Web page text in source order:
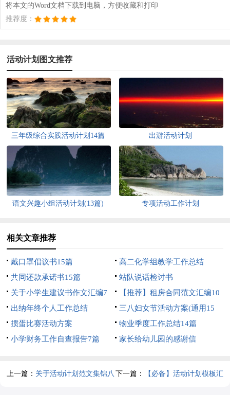
将本文的Word文档下载到电脑，方便收藏和打印
推荐度：
活动计划图文推荐
三年级综合实践活动计划14篇 出游活动计划
语文兴趣小组活动计划(13篇) 专项活动工作计划
相关文章推荐
戴口罩倡议书15篇
高二化学组教学工作总结
共同还款承诺书15篇
站队说话检讨书
关于小学生建议书作文汇编7
篇
【推荐】租房合同范文汇编10
篇
出纳年终个人工作总结
三八妇女节活动方案(通用15
篇)
掼蛋比赛活动方案
物业季度工作总结14篇
小学财务工作自查报告7篇
家长给幼儿园的感谢信
上一篇： 关于活动计划范文集锦八 下一篇： 【必备】活动计划模板汇